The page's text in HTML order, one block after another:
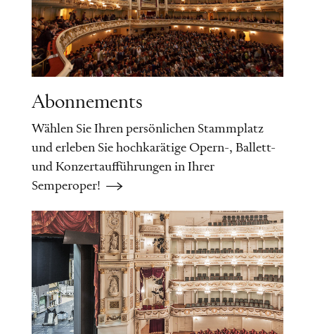
Abonnements
Wählen Sie Ihren persönlichen Stammplatz
und erleben Sie hochkarätige Opern-, Ballett-
und Konzertaufführungen in Ihrer
Semperoper!